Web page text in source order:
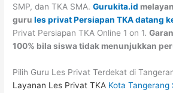
SMP, dan TKA SMA.Gurukita.id
gurules privat Persiapan TKA datang
Privat Persiapan TKA Online 1 on 1.
100% bila siswa tidak menunjukkan
Pilih Guru Les Privat Terdekat di
Layanan Les Privat TKA Kota Tangerang